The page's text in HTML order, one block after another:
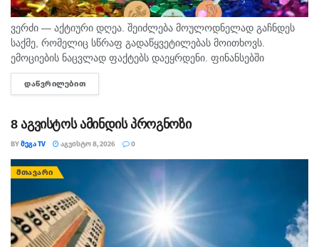
ვერძი — აქტიური დღეა. შეიძლება მოულოდნელად გაჩნდეს
საქმე, რომელიც სწრაფ გადაწყვეტილებას მოითხოვს.
ემოციების ნაცვლად ფაქტებს დაეყრდენი. ფინანსებში
იმპულსურ ხარჯვას მოერიდე. კურო — სტაბილურობის
შენარჩუნება იქნება მთავარი. კარგი დღეა დაწყებული...
ᲓᲐᲬᲕᲠᲘᲚᲔᲑᲘᲗ
8 აგვისტოს ამინდის პროგნოზი
BYᲛᲔᲒᲐ TV ᲐᲒᲕᲘᲡᲢᲝ 8, 2026 0
ᲛᲗᲐᲕᲐᲠᲘ